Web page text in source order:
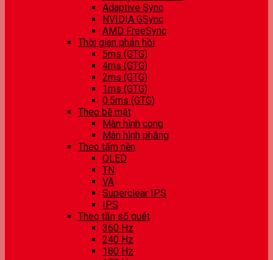
Adaptive Sync
NVIDIA GSync
AMD FreeSync
Thời gian phản hồi
5ms (GTG)
4ms (GTG)
2ms (GTG)
1ms (GTG)
0.5ms (GTG)
Theo bề mặt
Màn hình cong
Màn hình phẳng
Theo tấm nền
OLED
TN
VA
Superclear IPS
IPS
Theo tần số quét
360 Hz
240 Hz
180 Hz